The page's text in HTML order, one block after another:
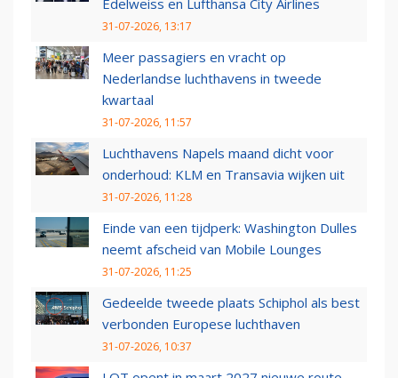
31-07-2026, 13:17
Meer passagiers en vracht op
Nederlandse luchthavens in tweede
kwartaal
31-07-2026, 11:57
Luchthavens Napels maand dicht voor
onderhoud: KLM en Transavia wijken uit
31-07-2026, 11:28
Einde van een tijdperk: Washington Dulles
neemt afscheid van Mobile Lounges
31-07-2026, 11:25
Gedeelde tweede plaats Schiphol als best
verbonden Europese luchthaven
31-07-2026, 10:37